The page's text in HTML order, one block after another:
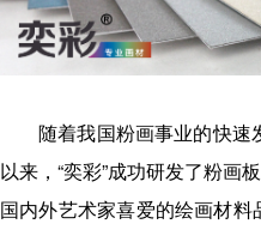
随着我国粉画事业的快速
以来，“奕彩”成功研发了粉画
国内外艺术家喜爱的绘画材